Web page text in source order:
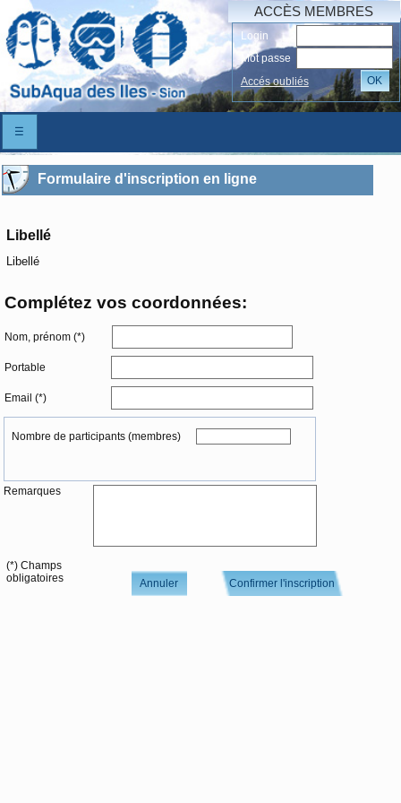
ACCÈS MEMBRES
Login
Mot passe
Accés oubliés
OK
☰
Formulaire d'inscription en ligne
Libellé
Libellé
Complétez vos coordonnées:
Nom, prénom (*)
Portable
Email (*)
Nombre de participants (membres)
Remarques
(*) Champs
obligatoires
Annuler Confirmer l'inscription